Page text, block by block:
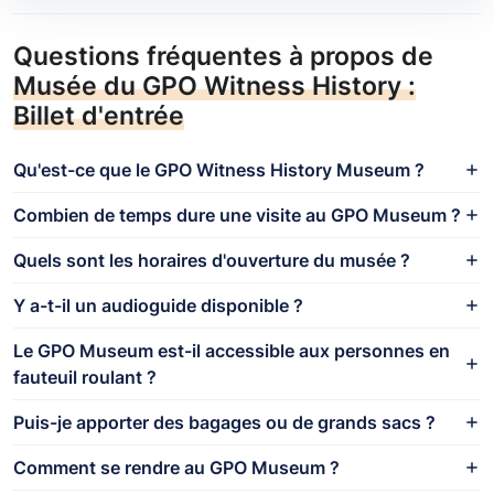
Questions fréquentes à propos de
Musée du GPO Witness History :
Billet d'entrée
Qu'est-ce que le GPO Witness History Museum ?
Combien de temps dure une visite au GPO Museum ?
Quels sont les horaires d'ouverture du musée ?
Y a-t-il un audioguide disponible ?
Le GPO Museum est-il accessible aux personnes en
fauteuil roulant ?
Puis-je apporter des bagages ou de grands sacs ?
Comment se rendre au GPO Museum ?